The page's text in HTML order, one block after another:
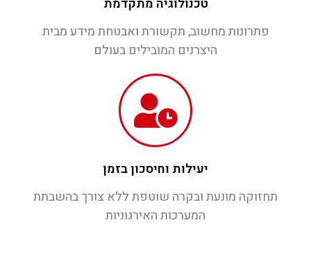
טכנולוגיה מתקדמת
פתרונות מחשוב, תקשורת ואבטחת מידע מבית
היצרנים המובילים בעולם
יעילות וחיסכון בזמן
תחזוקה מונעת ובקרה שוטפת ללא צורך בהשבתת
המערכות האירגוניות